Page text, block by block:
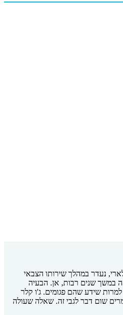
נעדר במהלך שירותו הצבאי
במשך שנים רבות, אן. הבעיה
שידע שהם פגומים. ג'ו קלר
שום דבר לגבי זה. שאלה שעולה